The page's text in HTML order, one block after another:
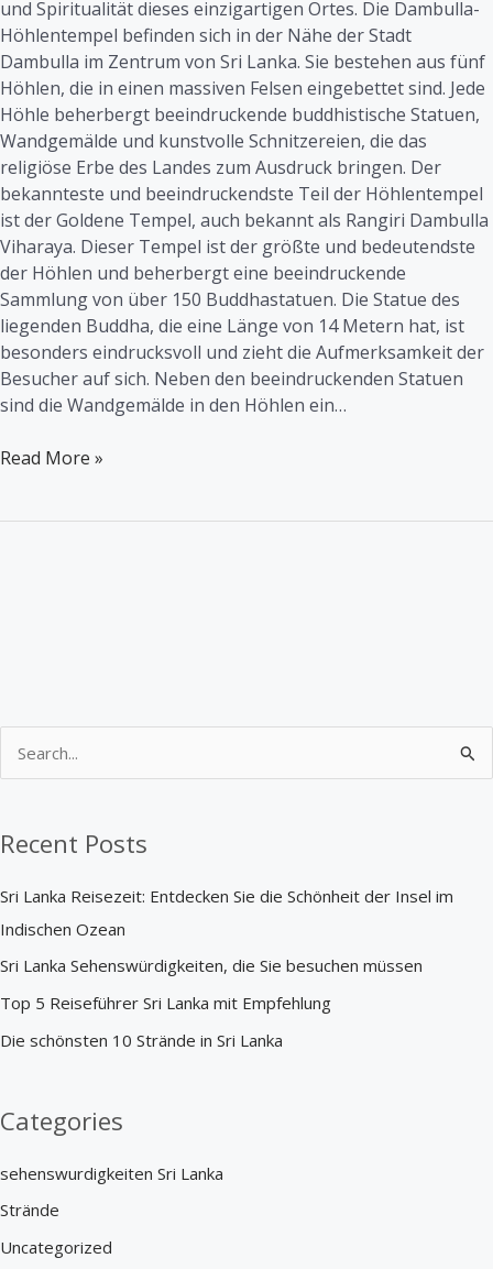
und Spiritualität dieses einzigartigen Ortes. Die Dambulla-
Höhlentempel befinden sich in der Nähe der Stadt
Dambulla im Zentrum von Sri Lanka. Sie bestehen aus fünf
Höhlen, die in einen massiven Felsen eingebettet sind. Jede
Höhle beherbergt beeindruckende buddhistische Statuen,
Wandgemälde und kunstvolle Schnitzereien, die das
religiöse Erbe des Landes zum Ausdruck bringen. Der
bekannteste und beeindruckendste Teil der Höhlentempel
ist der Goldene Tempel, auch bekannt als Rangiri Dambulla
Viharaya. Dieser Tempel ist der größte und bedeutendste
der Höhlen und beherbergt eine beeindruckende
Sammlung von über 150 Buddhastatuen. Die Statue des
liegenden Buddha, die eine Länge von 14 Metern hat, ist
besonders eindrucksvoll und zieht die Aufmerksamkeit der
Besucher auf sich. Neben den beeindruckenden Statuen
sind die Wandgemälde in den Höhlen ein…
Read More »
r
c
h
:
Recent Posts
Sri Lanka Reisezeit: Entdecken Sie die Schönheit der Insel im
Indischen Ozean
Sri Lanka Sehenswürdigkeiten, die Sie besuchen müssen
Top 5 Reiseführer Sri Lanka mit Empfehlung
Die schönsten 10 Strände in Sri Lanka
Categories
sehenswurdigkeiten Sri Lanka
Strände
Uncategorized